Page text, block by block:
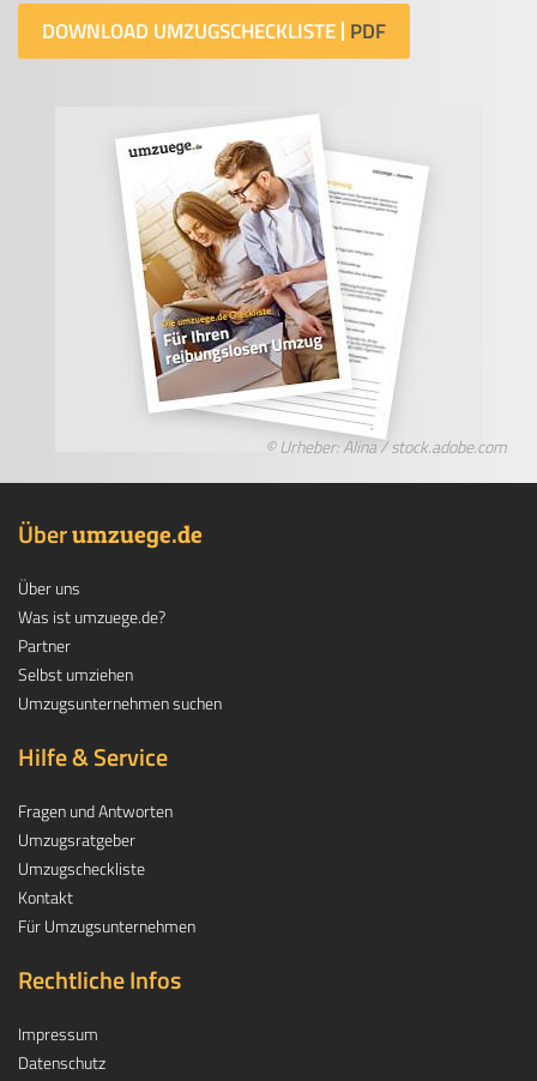
DOWNLOAD UMZUGSCHECKLISTE
© Urheber: Alina / stock.adobe.com
Überumzuege.de
Über uns
Was ist umzuege.de?
Partner
Selbst umziehen
Umzugsunternehmen suchen
Hilfe & Service
Fragen und Antworten
Umzugsratgeber
Umzugscheckliste
Kontakt
Für Umzugsunternehmen
Rechtliche Infos
Impressum
Datenschutz